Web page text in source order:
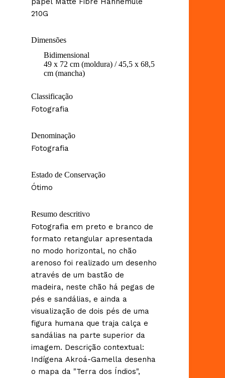
210G
Dimensões
Bidimensional
49 x 72 cm (moldura) / 45,5 x 68,5
cm (mancha)
Classificação
Fotografia
Denominação
Fotografia
Estado de Conservação
Ótimo
Resumo descritivo
Fotografia em preto e branco de
formato retangular apresentada
no modo horizontal, no chão
arenoso foi realizado um desenho
através de um bastão de
madeira, neste chão há pegas de
pés e sandálias, e ainda a
visualização de dois pés de uma
figura humana que traja calça e
sandálias na parte superior da
imagem. Descrição contextual:
Indígena Akroá-Gamella desenha
o mapa da "Terra dos Índios",